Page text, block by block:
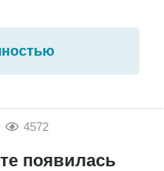
4572
появилась